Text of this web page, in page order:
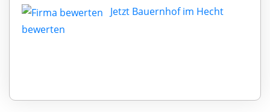
Jetzt Bauernhof im Hecht
bewerten